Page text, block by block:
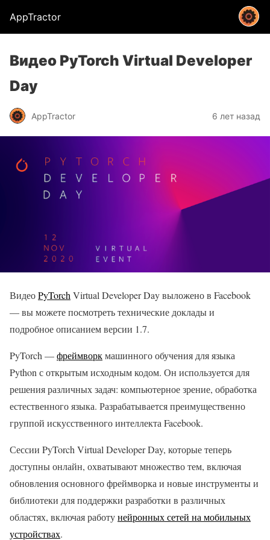
AppTractor
Видео PyTorch Virtual Developer
Day
AppTractor 6 лет назад
ВидеоPyTorchVirtual Developer Day выложено в Facebook
— вы можете посмотреть технические доклады и
подробное описанием версии 1.7.
PyTorch —фреймворкмашинного обучения для языка
Python с открытым исходным кодом. Он используется для
решения различных задач: компьютерное зрение, обработка
естественного языка. Разрабатывается преимущественно
группой искусственного интеллекта Facebook.
Сессии PyTorch Virtual Developer Day, которые теперь
доступны онлайн, охватывают множество тем, включая
обновления основного фреймворка и новые инструменты и
библиотеки для поддержки разработки в различных
областях, включая работунейронных сетей на мобильных
устройствах.